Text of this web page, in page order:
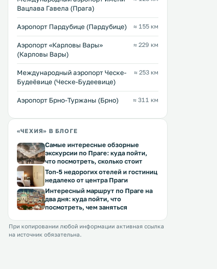
площади города Либерец с
исторической Ратушей. Недавно
отремонтированный пансион
номерами с полностью
оборудованными мини-кухнями. .
Перейти →
метрах от его мэрии.
Наслаждайтесь
оборудованных
Вацлава Гавела (Прага)
Аэропорт Пардубице (Пардубице) ≈ 155 км
Аэропорт «Карловы Вары»
(Карловы Вары)
≈ 229 км
Международный аэропорт Ческе-
Будеёвице (Ческе-Будеевице)
≈ 253 км
Аэропорт Брно-Туржаны (Брно) ≈ 311 км
«ЧЕХИЯ» В БЛОГЕ
Самые интересные обзорные
экскурсии по Праге: куда пойти,
что посмотреть, сколько стоит
Топ-5 недорогих отелей и гостиниц
недалеко от центра Праги
Интересный маршрут по Праге на
два дня: куда пойти, что
посмотреть, чем заняться
При копировании любой информации активная ссылка
на источник обязательна.